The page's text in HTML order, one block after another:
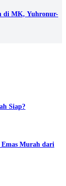
di MK, Yuhronur-
Siap?
Murah dari